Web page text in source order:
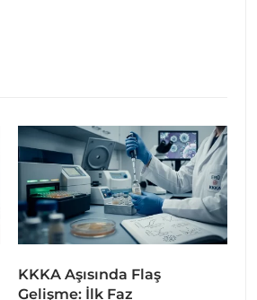
KKKA Aşısında Flaş
Gelişme: İlk Faz